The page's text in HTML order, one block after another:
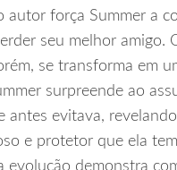
autor força Summer a
seu melhor amigo.
se transforma em
surpreende ao
antes evitava,
e protetor que ela
evolução demonstra